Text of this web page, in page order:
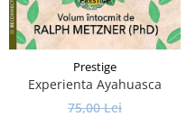
Prestige
Experienta Ayahuasca
75,00 Lei